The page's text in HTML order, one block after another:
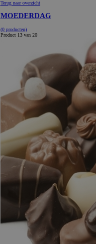
Terug naar overzicht
MOEDERDAG
(0 producten)
Product 13 van 20